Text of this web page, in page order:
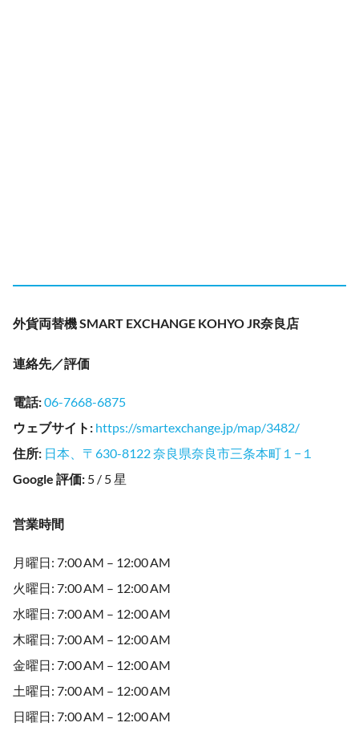
外貨両替機 SMART EXCHANGE KOHYO JR奈良店
連絡先／評価
電話:06-7668-6875
ウェブサイト : https://smartexchange.jp/map/3482/
住所: 日本、〒630-8122 奈良県奈良市三条本町１−１
Google 評価: 5 / 5 星
営業時間
月曜日: 7:00 AM – 12:00 AM
火曜日: 7:00 AM – 12:00 AM
水曜日: 7:00 AM – 12:00 AM
木曜日: 7:00 AM – 12:00 AM
金曜日: 7:00 AM – 12:00 AM
土曜日: 7:00 AM – 12:00 AM
日曜日: 7:00 AM – 12:00 AM